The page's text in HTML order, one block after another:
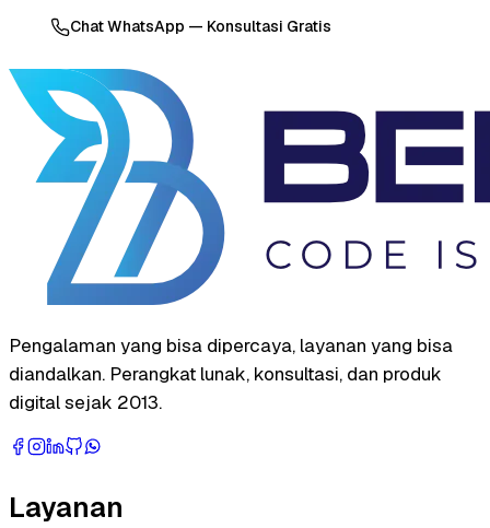
Chat WhatsApp — Konsultasi Gratis
Pengalaman yang bisa dipercaya, layanan yang bisa
diandalkan. Perangkat lunak, konsultasi, dan produk
digital sejak 2013.
Layanan